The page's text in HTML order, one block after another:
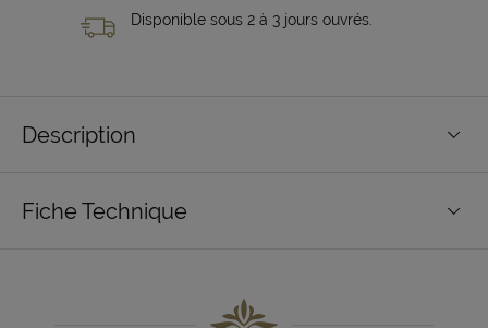
Disponible sous 2 à 3 jours ouvrés.
Description
Fiche Technique